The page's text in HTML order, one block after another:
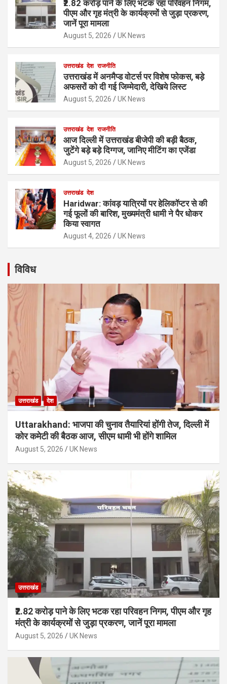
₹2.82 करोड़ पाने के लिए भटक रहा परिवहन निगम,
पीएम और गृह मंत्री के कार्यक्रमों से जुड़ा प्रकरण,
जानें पूरा मामला
August 5, 2026 UK News
उत्तराखंड देश राजनीति
उत्तराखंड में अनमैप्ड वोटर्स पर विशेष फोकस, बड़े
अफसरों को दी गई जिम्मेदारी, देखिये लिस्ट
August 5, 2026 UK News
उत्तराखंड देश राजनीति
आज दिल्ली में उत्तराखंड बीजेपी की बड़ी बैठक,
जुटेंगे बड़े बड़े दिग्गज, जानिए मीटिंग का एजेंडा
August 5, 2026 UK News
उत्तराखंड देश
Haridwar: कांवड़ यात्रियों पर हेलिकॉप्टर से की
गई फूलों की बारिश, मुख्यमंत्री धामी ने पैर धोकर
किया स्वागत
August 4, 2026 UK News
विविध
उत्तराखंड देश
Uttarakhand: भाजपा की चुनाव तैयारियां होंगी तेज, दिल्ली में
कोर कमेटी की बैठक आज, सीएम धामी भी होंगे शामिल
August 5, 2026 UK News
उत्तराखंड
₹2.82 करोड़ पाने के लिए भटक रहा परिवहन निगम, पीएम और गृह
मंत्री के कार्यक्रमों से जुड़ा प्रकरण, जानें पूरा मामला
August 5, 2026 UK News